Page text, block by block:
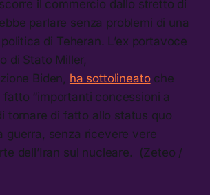
il commercio dallo stretto di
parlare senza problemi di una
di Teheran. L’ex portavoce
di Stato Miller,
Biden, ha sottolineatoche
fatto “importanti concessioni a
tornare di fatto allo status quo
guerra, senza ricevere vere
dell’Iran sul nucleare. (Zeteo /